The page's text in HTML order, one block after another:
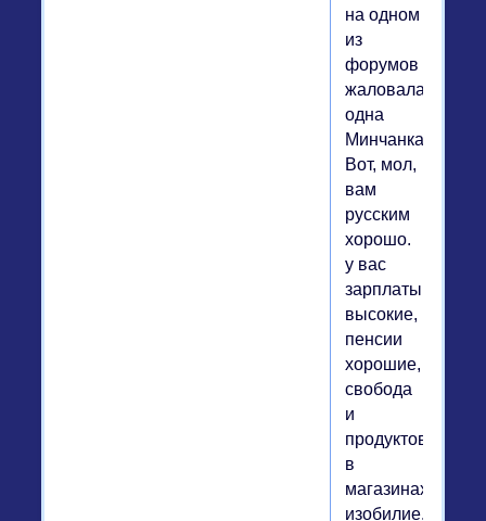
на одном
из
форумов
жаловалась
одна
Минчанка.
Вот, мол,
вам
русским
хорошо.
у вас
зарплаты
высокие,
пенсии
хорошие,
свобода
и
продуктов
в
магазинах
изобилие.